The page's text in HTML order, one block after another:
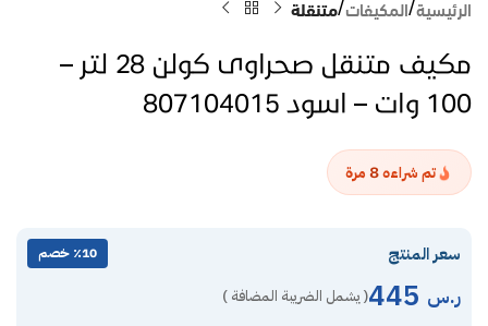
الرئيسية المكيفات متنقلة
مكيف متنقل صحراوى كولن 28 لتر –
100 وات – اسود 807104015
تم شراءه8مرة
سعر المنتج ٪10 خصم
ر.س ( يشمل الضريبة المضافة )